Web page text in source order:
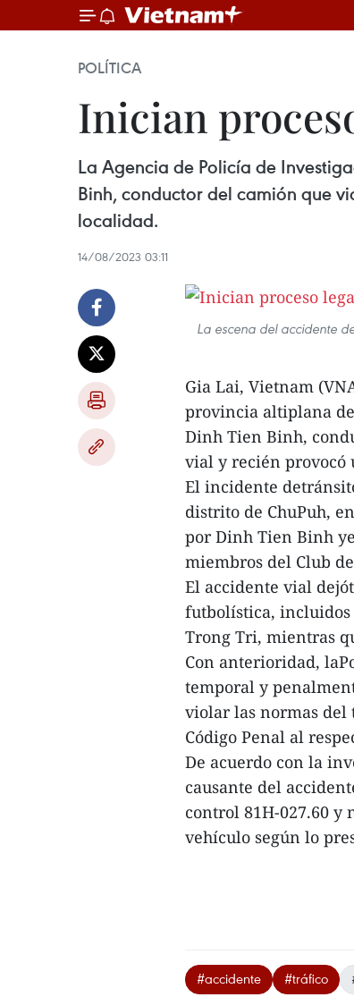
POLÍTICA
Inician
La Agencia de Policía de
Binh, conductor del camión que
localidad.
14/08/2023 03:11
La escena del accidente
Gia Lai, Vietnam
provincia altiplana
Dinh Tien Binh,
vial y recién provocó
El incidente
distrito de ChuPuh,
por Dinh Tien Binh
miembros del Club
El accidente vial
futbolística,
Trong Tri, mientras
Con anterioridad,
temporal y
violar las normas del
Código Penal al
De acuerdo con la
causante del
control 81H-027.60 y
vehículo según lo
#accidente #tráfico